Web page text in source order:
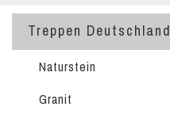
Treppen Deutschland
Naturstein
Granit